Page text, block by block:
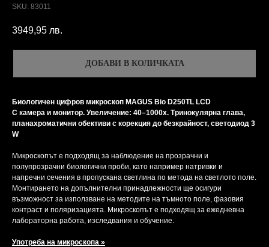
SKU: 83011
3949,95 лв.
ДОБАВИ В КОЛИЧКАТА
Биологичен цифров микроскоп MAGUS Bio D250TL LCD
С камера и монитор. Увеличение: 40–1000x. Тринокулярна глава,
планахроматични обективи с корекция до безкрайност, светодиод 3
W
Микроскопът е подходящ за наблюдение на прозрачни и
полупрозрачни биологични проби, като например натривки и
напречни сечения в пропускана светлина по метода на светлото поле.
Монтирането на допълнителни принадлежности ще осигури
възможност за използване на методите на тъмното поле, фазовия
контраст и поляризацията. Микроскопът е подходящ за ежедневна
лабораторна работа, изследвания и обучение.
Употреба на микроскопа »